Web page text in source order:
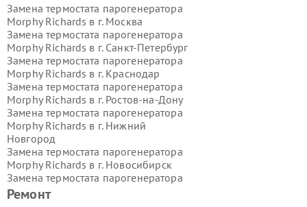
Ремонт
Замена термостата парогенератора
Morphy Richards в г. Москва
Замена термостата парогенератора
Morphy Richards в г. Санкт-Петербург
Замена термостата парогенератора
Morphy Richards в г. Краснодар
Замена термостата парогенератора
Morphy Richards в г. Ростов-на-Дону
Замена термостата парогенератора
Morphy Richards в г. Нижний
Новгород
Замена термостата парогенератора
Morphy Richards в г. Новосибирск
Замена термостата парогенератора
Morphy Richards в г.
Замена термостата парогенератора